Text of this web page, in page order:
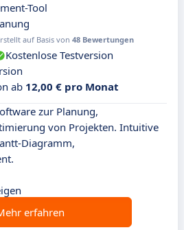
Tool
auf Basis von 48 Bewertungen
Kostenlose Testversion
ab 12,00 € pro Monat
zur Planung,
von Projekten. Intuitive
Diagramm,
erfahren